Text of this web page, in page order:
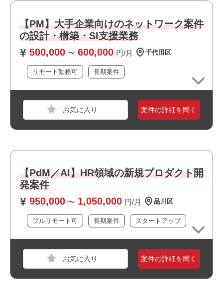
【PM】大手企業向けのネットワーク案件
の設計・構築・SI支援業務
500,000 〜 600,000 円/月 千代田区
リモート勤務可 長期案件
・選考スピードの速い案件です
案件の詳細を聞く
【PdM／AI】HR領域の新規プロダクト開
発案件
950,000 〜 1,050,000 円/月 品川区
フルリモート可 長期案件 スタートアップ
スまで推進した経験
・エンジニア/デザイナー/Bizメンバーとの協業経験
・ユーザー課題を起点とした仮説立案・検証・改善経験
・技術的な制約を理解し、エンジニアと実装レベルで議論
・0→1フェーズで主体的に課題整理・推進した経験
おすすめポイント
・フルリモート案件です
・スタートアップの環境です
・長期就業が見込める案件です
案件の詳細を聞く
職種
PM
スキル
PowerPoint,Excel,Azure
必須スキル
ズオンでの開発が可能な方）
・SQLの基本知識
・要件定義～基本設計フェーズにおける顧客との直接交
渉、調整経験
・フルリモート案件です
・最新技術に携われます
・上流工程に携われます
・外国語スキルを活かせます
職種
PM
スキル
Java
必須スキル